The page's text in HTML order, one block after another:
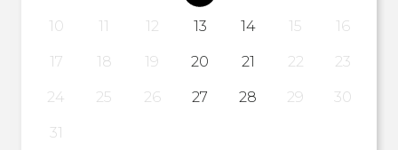
10
11 12 13 14 15
16
17
18 19 20 21 22
23
24
25 26 27 28 29
30
31